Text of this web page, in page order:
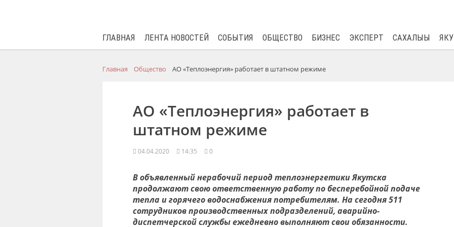
ГЛАВНАЯ ЛЕНТА НОВОСТЕЙ СОБЫТИЯ ОБЩЕСТВО БИЗНЕС ЭКСПЕРТ САХАЛЫЫ
Главная Общество АО «Теплоэнергия» работает в штатном режиме
АО «Теплоэнергия» работает в
штатном режиме
04.04.2020 14:35 0
В объявленный нерабочий период теплоэнергетики Якутска
продолжаютсвою ответственную работу по бесперебойной подаче
тепла и горячего водоснабжения потребителям. На сегодня 511
сотрудниковпроизводственных подразделений, аварийно-
диспетчерской службы ежедневно выполняют свои обязанности.